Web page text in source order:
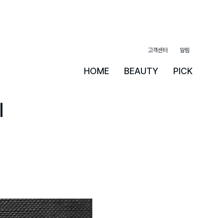
HOME BEAUTY PICK
고객센터 알림